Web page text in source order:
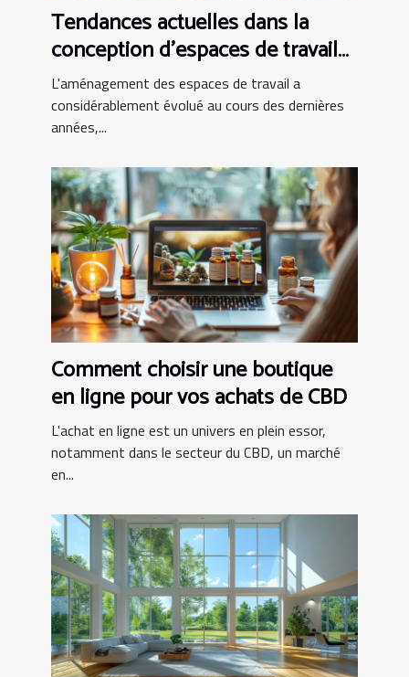
Tendances actuelles dans la
conception d'espaces de travail
modernes
L'aménagement des espaces de travail a
considérablement évolué au cours des dernières
années,...
Comment choisir une boutique
en ligne pour vos achats de CBD
L'achat en ligne est un univers en plein essor,
notamment dans le secteur du CBD, un marché
en...